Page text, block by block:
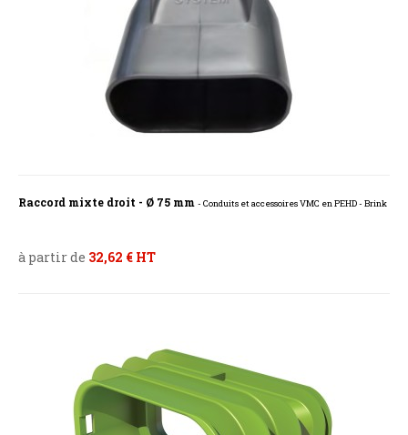
Raccord mixte droit - Ø 75 mm - Conduits et accessoires VMC en PEHD - Brink
à partir de 32,62 € HT